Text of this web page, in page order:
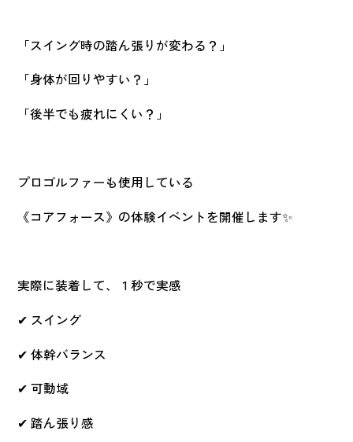
法人契約申し込み
Privacy Policy
「スイング時の踏ん張りが変わる？」
「身体が回りやすい？」
「後半でも疲れにくい？」
プロゴルファーも使用している
《コアフォース》の体験イベントを開催します✨
実際に装着して、１秒で実感
✔ スイング
✔ 体幹バランス
✔ 可動域
✔ 踏ん張り感